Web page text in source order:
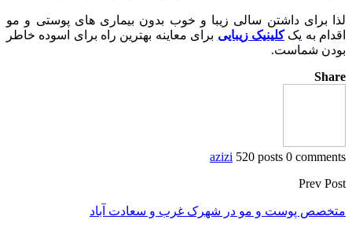
لذا برای داشتن سالی زیبا و خوب بدون بیماری های پوستی و مو
اقدام به یککلینیک زیبایی برای معاینه بهترین راه برای اسوده خاطر
بودن شماست.
Share
azizi 520 posts 0 comments
Prev Post
متخصص پوست و مو در شهرک غرب و سعادت آباد